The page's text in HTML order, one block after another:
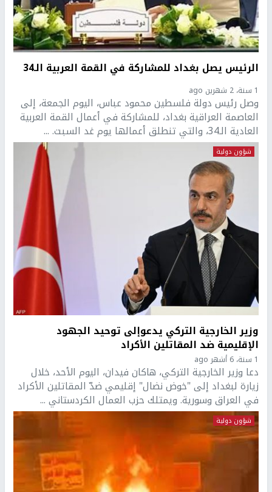
الرئيس يصل بغداد للمشاركة في القمة العربية الـ34
1 سنة، 2 شهرين ago
وصل رئيس دولة فلسطين محمود عباس، اليوم الجمعة، إلى
العاصمة العراقية بغداد، للمشاركة في أعمال القمة العربية
العادية الـ34، والتي تنطلق أعمالها يوم غد السبت. ...
شؤون دولية
وزير الخارجية التركي يدعوإلى توحيد الجهود
الإقليمية ضد المقاتلين الأكراد
1 سنة، 6 أشهر ago
دعا وزير الخارجية التركي، هاكان فيدان، اليوم الأحد، خلال
زيارة لبغداد إلى "خوض نضال" إقليمي ضدّ المقاتلين الأكراد
في العراق وسورية. ويمتلك حزب العمال الكردستاني ...
شؤون دولية